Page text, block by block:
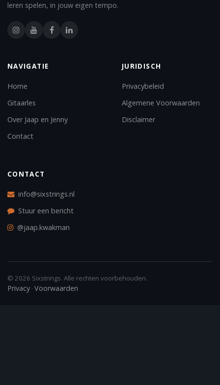
leren spelen, in jouw eigen tempo.
NAVIGATIE
Home
Gitaarles
Over Jaap en Jenny
Contact
JURIDISCH
Privacybeleid
Algemene Voorwaarden
Disclaimer
CONTACT
info@sixstrings.nl
Stuur een bericht
@jaap.kwakman
© 2026 Sixstrings. Alle rechten voorbehouden.
Privacy · Voorwaarden